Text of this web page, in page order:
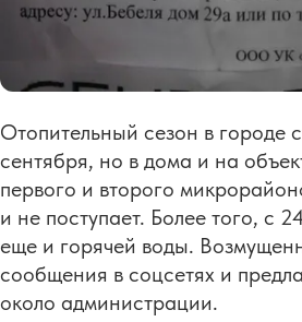
Отопительный сезон в городе
сентября, но в дома и на
первого и второго
и не поступает. Более того, с
еще и горячей воды.
сообщения в соцсетях и
около администрации.